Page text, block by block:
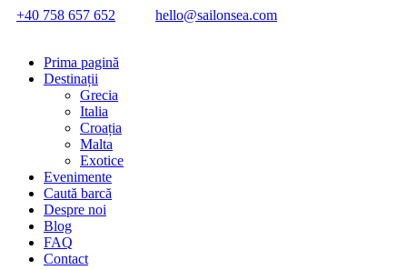
+40 758 657 652 hello@sailonsea.com
Prima pagină
Destinații
Grecia
Italia
Croația
Malta
Exotice
Evenimente
Caută barcă
Despre noi
Blog
FAQ
Contact